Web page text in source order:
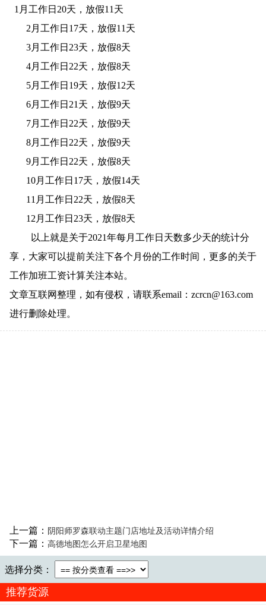
1月工作日20天，放假11天
2月工作日17天，放假11天
3月工作日23天，放假8天
4月工作日22天，放假8天
5月工作日19天，放假12天
6月工作日21天，放假9天
7月工作日22天，放假9天
8月工作日22天，放假9天
9月工作日22天，放假8天
10月工作日17天，放假14天
11月工作日22天，放假8天
12月工作日23天，放假8天
以上就是关于2021年每月工作日天数多少天的统计分
享，大家可以提前关注下各个月份的工作时间，更多的关于
工作加班工资计算关注本站。
文章互联网整理，如有侵权，请联系email：zcrcn@163.com
进行删除处理。
上一篇： 阴阳师罗森联动主题门店地址及活动详情介绍
下一篇： 高德地图怎么开启卫星地图
选择分类：
推荐货源